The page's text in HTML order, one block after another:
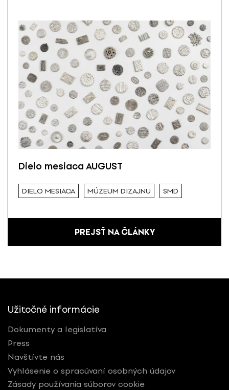
Dielo mesiaca AUGUST
DIELO MESIACA MÚZEUM DIZAJNU SMD
PREJSŤ NA ČLÁNKY
Užitočné informácie
Dokumenty a legislatíva
Press
Navštívte nás
Vyhlásenie o spracúvaní osobných údajov
Zásady používania súborov cookie